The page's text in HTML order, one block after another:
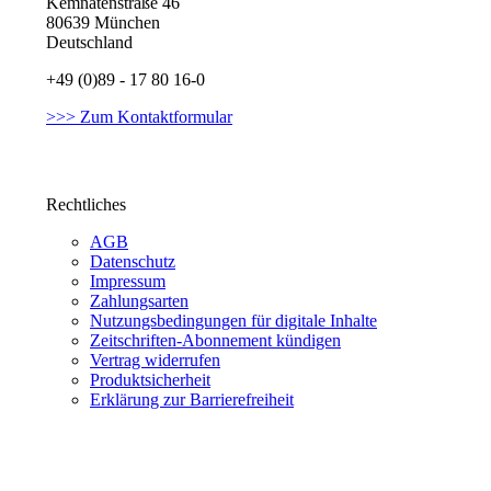
80639 München
Deutschland
+49 (0)89 - 17 80 16-0
>>> Zum Kontaktformular
Rechtliches
AGB
Datenschutz
Impressum
Zahlungsarten
Nutzungsbedingungen für digitale Inhalte
Zeitschriften-Abonnement kündigen
Vertrag widerrufen
Produktsicherheit
Erklärung zur Barrierefreiheit